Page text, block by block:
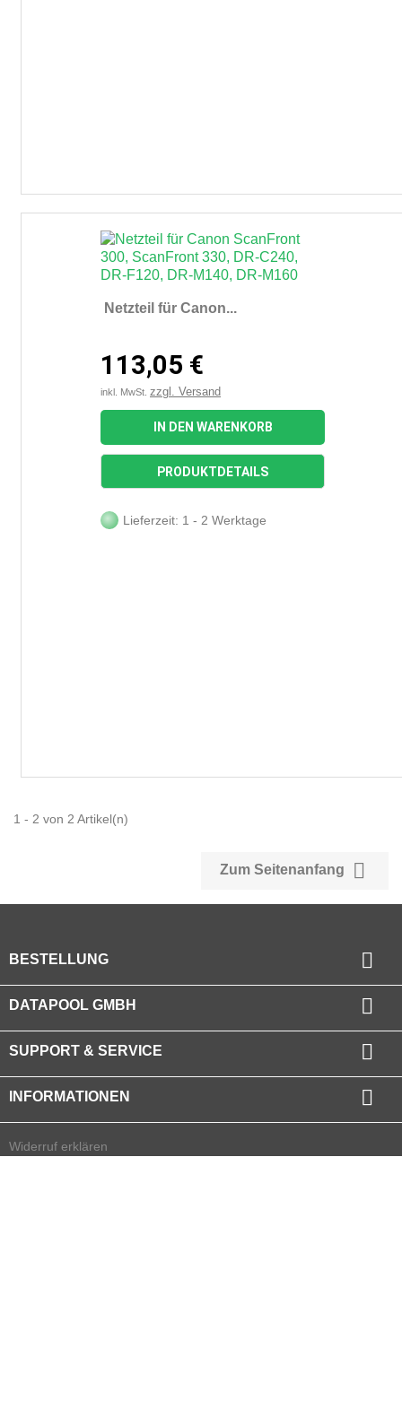
Netzteil für Canon...
113,05 €
inkl. MwSt. zzgl. Versand
IN DEN WARENKORB
PRODUKTDETAILS
Lieferzeit: 1 - 2 Werktage
1 - 2 von 2 Artikel(n)
Zum Seitenanfang 
BESTELLUNG 
DATAPOOL GMBH 
SUPPORT & SERVICE 
INFORMATIONEN 
Widerruf erklären